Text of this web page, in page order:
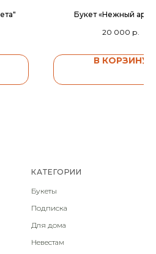
Букет «Нежный
20 000 р.
В КОРЗИНУ
КАТЕГОРИИ
Букеты
Подписка
Для дома
Невестам